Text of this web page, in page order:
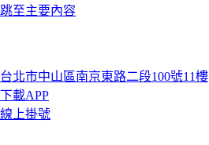
跳至主要內容
台北市中山區南京東路二段100號11樓
下載APP
線上掛號